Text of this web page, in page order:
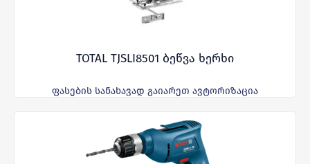
TOTAL TJSLI8501 ბეწვა ხერხი
ფასების სანახავად გაიარეთ ავტორიზაცია